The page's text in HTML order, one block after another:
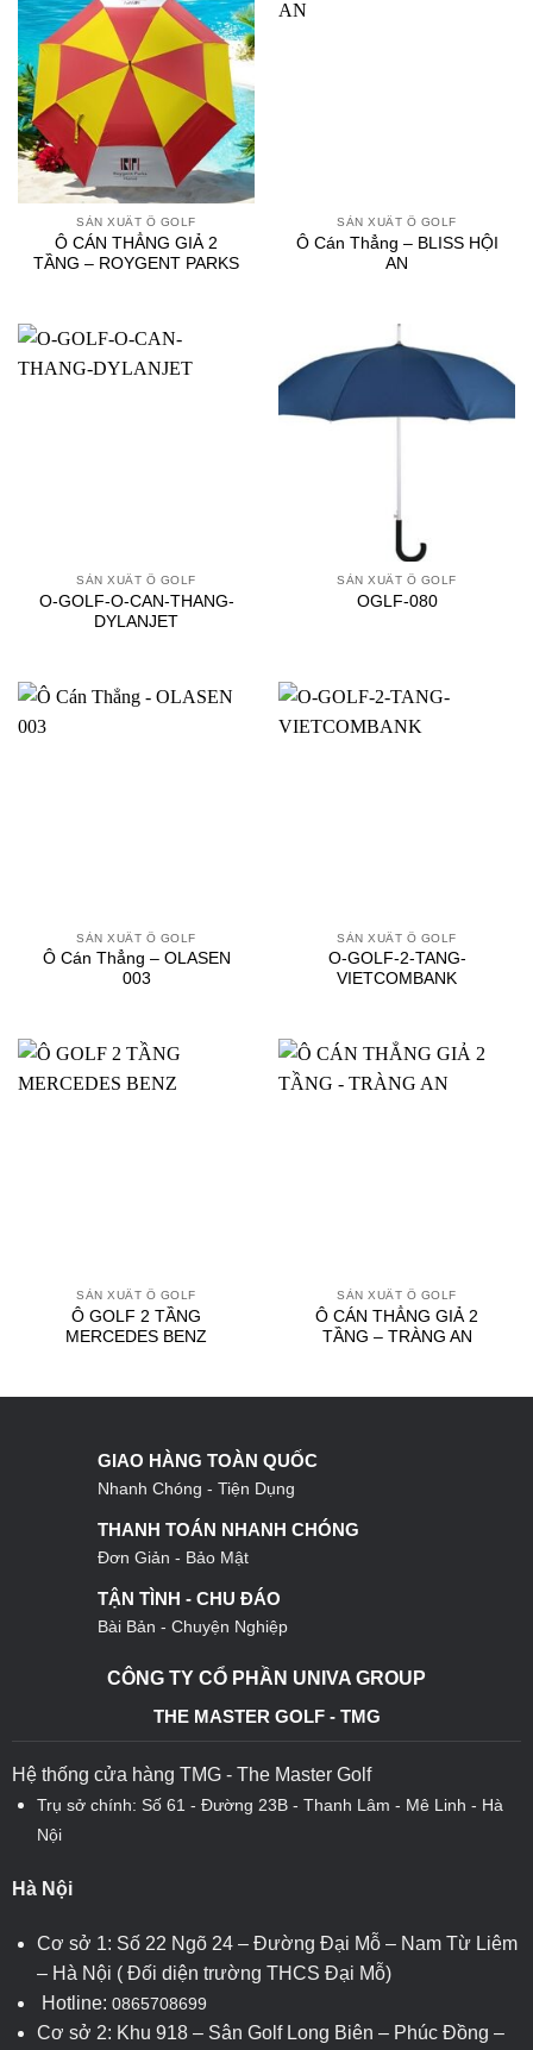
SẢN XUẤT Ô GOLF
Ô CÁN THẲNG GIẢ 2
TẦNG – ROYGENT PARKS
SẢN XUẤT Ô GOLF
Ô Cán Thẳng – BLISS HỘI
AN
SẢN XUẤT Ô GOLF
O-GOLF-O-CAN-THANG-
DYLANJET
SẢN XUẤT Ô GOLF
OGLF-080
SẢN XUẤT Ô GOLF
Ô Cán Thẳng – OLASEN
003
SẢN XUẤT Ô GOLF
O-GOLF-2-TANG-
VIETCOMBANK
SẢN XUẤT Ô GOLF
Ô GOLF 2 TẦNG
MERCEDES BENZ
SẢN XUẤT Ô GOLF
Ô CÁN THẲNG GIẢ 2
TẦNG – TRÀNG AN
GIAO HÀNG TOÀN QUỐC
Nhanh Chóng - Tiện Dụng
THANH TOÁN NHANH CHÓNG
Đơn Giản - Bảo Mật
TẬN TÌNH - CHU ĐÁO
Bài Bản - Chuyện Nghiệp
CÔNG TY CỔ PHẦN UNIVA GROUP
THE MASTER GOLF - TMG
Hệ thống cửa hàng TMG - The Master Golf
Trụ sở chính: Số 61 - Đường 23B - Thanh Lâm - Mê Linh - Hà
Nội
Hà Nội
Cơ sở 1: Số 22 Ngõ 24 – Đường Đại Mỗ – Nam Từ Liêm
– Hà Nội ( Đối diện trường THCS Đại Mỗ)
Hotline: 0865708699
Cơ sở 2: Khu 918 – Sân Golf Long Biên – Phúc Đồng –